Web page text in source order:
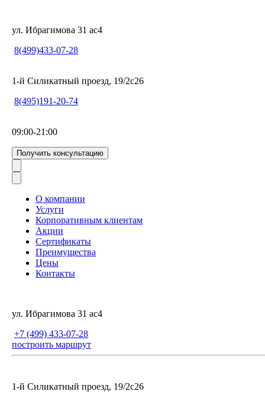
ул. Ибрагимова 31 ас4
8(499)433-07-28
1-й Силикатный проезд, 19/2с26
8(495)191-20-74
09:00-21:00
Получить консультацию
О компании
Услуги
Корпоративным клиентам
Акции
Сертификаты
Преимущества
Цены
Контакты
ул. Ибрагимова 31 ас4
+7 (499) 433-07-28
построить маршрут
1-й Силикатный проезд, 19/2с26